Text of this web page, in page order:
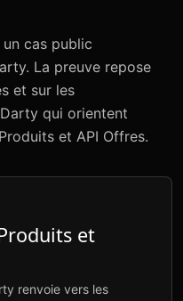
cas public
La preuve repose
et sur les
qui orientent
et API Offres.
et
renvoie vers les